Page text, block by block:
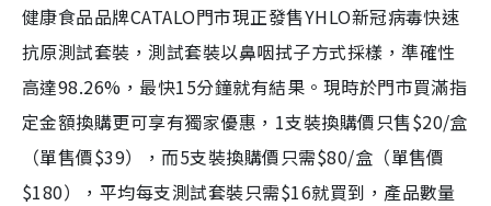
健康食品品牌CATALO門市現正發售YHLO新冠病毒快速
抗原測試套裝，測試套裝以鼻咽拭子方式採樣，準確性
高達98.26%，最快15分鐘就有結果。現時於門市買滿指
定金額換購更可享有獨家優惠，1支裝換購價只售$20/盒
（單售價$39），而5支裝換購價只需$80/盒（單售價
$180），平均每支測試套裝只需$16就買到，產品數量